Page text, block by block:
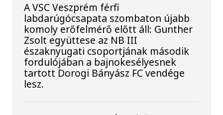
A VSC Veszprém férfi
labdarúgócsapata szombaton újabb
komoly erőfelmérő előtt áll: Gunther
Zsolt együttese az NB III
északnyugati csoportjának második
fordulójában a bajnokesélyesnek
tartott Dorogi Bányász FC vendége
lesz.